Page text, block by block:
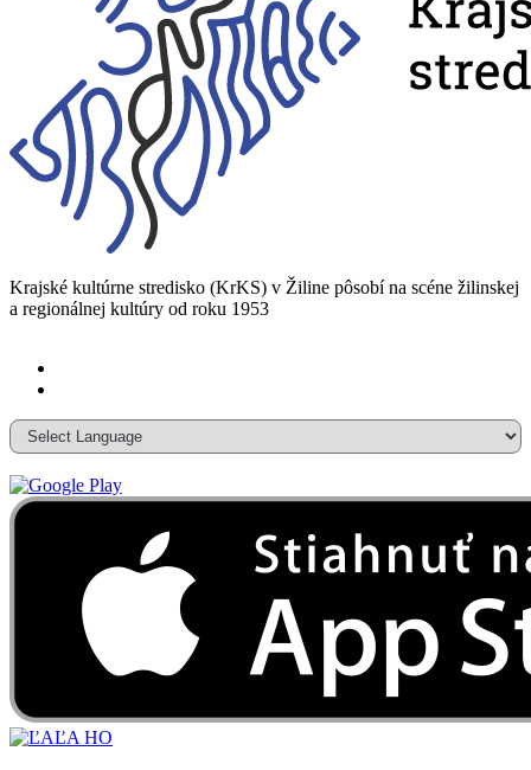
Krajské kultúrne stredisko (KrKS) v Žiline pôsobí na scéne žilinskej
a regionálnej kultúry od roku 1953